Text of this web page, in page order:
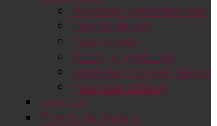
Nevoințe contemporane
Familia de azi
Casa curată
Adicții și vindecări
Gadgeturi cu două tăișuri
Bucătărie biblică
Interviuri
Puncte de Vedere